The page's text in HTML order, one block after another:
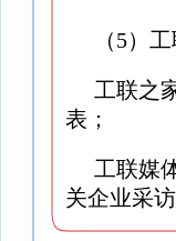
（5）
工联之
表；
工联媒
关企业采